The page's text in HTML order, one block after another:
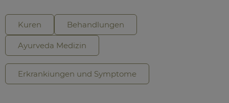
Kuren Behandlungen
Ayurveda Medizin
Erkrankiungen und Symptome